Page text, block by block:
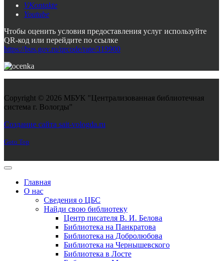
VKontakte
Youtube
Чтобы оценить условия предоставления услуг используйте
QR-код или перейдите по ссылке
https://bus.gov.ru/qrcode/rate/319900
Copyright © 2026 МБУК "Централизованная библиотечная
система г. Вологды"
Создание сайта sait-vologda.ru
Goto Top
Главная
О нас
Сведения о ЦБС
Найди свою библиотеку
Центр писателя В. И. Белова
Библиотека на Панкратова
Библиотека на Добролюбова
Библиотека на Чернышевского
Библиотека в Лосте